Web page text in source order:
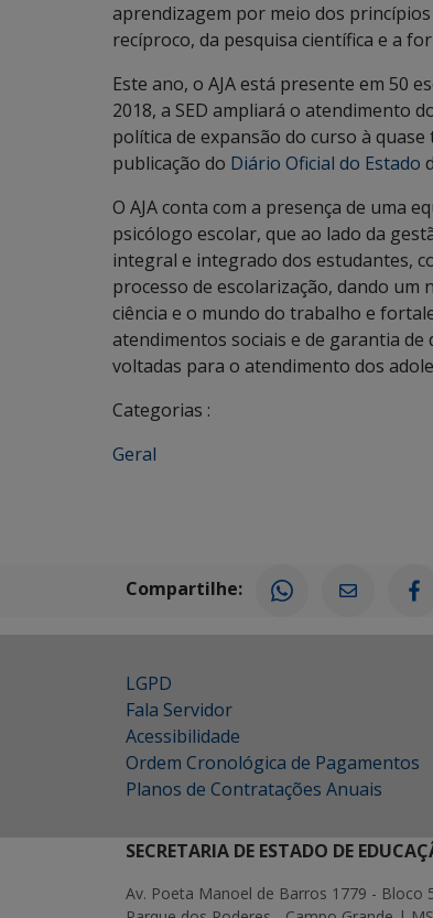
aprendizagem por meio dos
recíproco, da pesquisa científica e a
Este ano, o AJA está presente em 50
2018, a SED ampliará o atendimento
política de expansão do curso à
publicação do Diário Oficial do Estado
O AJA conta com a presença de uma
psicólogo escolar, que ao lado da
integral e integrado dos estudantes,
processo de escolarização, dando um
ciência e o mundo do trabalho e
atendimentos sociais e de garantia
voltadas para o atendimento dos
Categorias :
Geral
Compartilhe:
LGPD
Fala Servidor
Acessibilidade
Ordem Cronológica de Pagamentos
Planos de Contratações Anuais
SECRETARIA DE ESTADO DE
Av. Poeta Manoel de Barros 1779 - Bloco